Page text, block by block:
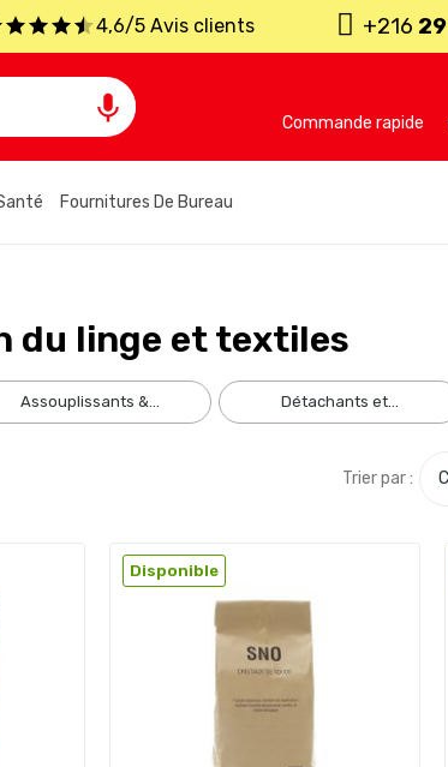
4,6/5 Avis clients +216
 Commande rapide
Fournitures De Bureau
du linge et textiles
assouplissants &... détachants et...
Trier par :
Disponible